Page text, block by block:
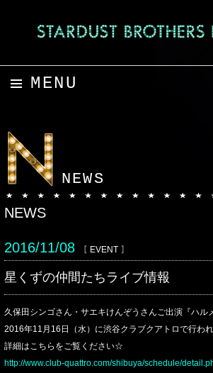
MENU
NEWS
NEWS
2016/11/08 【 EVENT 】
星くずの仲間たちライブ情報
久保田シンゴさん・サエキけんぞうさんご出演『ハル
2016年11月16日（水）に渋谷クラブクアトロで行われ
詳細はこちらをご覧ください☆
http://www.club-quattro.com/shibuya/schedule/